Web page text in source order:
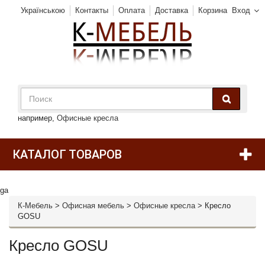
Вход
Українською Контакты Оплата Доставка Корзина
например, Офисные кресла
КАТАЛОГ ТОВАРОВ
ga
К-Мебель > Офисная мебель > Офисные кресла> Кресло
GOSU
Кресло GOSU